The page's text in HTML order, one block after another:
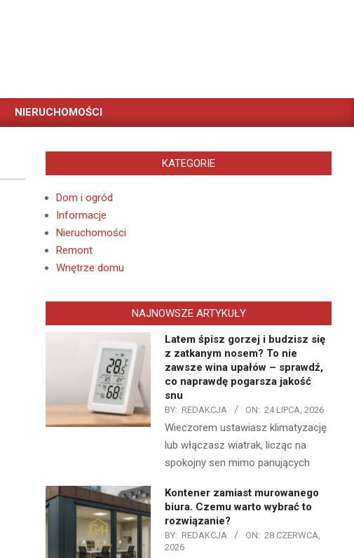
NIERUCHOMOŚCI
KATEGORIE
Dom i ogród
Informacje
Nieruchomości
Remont
Wnętrze domu
NAJNOWSZE ARTYKUŁY
Latem śpisz gorzej i budzisz się
z zatkanym nosem? To nie
zawsze wina upałów – sprawdź,
co naprawdę pogarsza jakość
snu
BY: REDAKCJA ON: 24 LIPCA, 2026
Wieczorem ustawiasz klimatyzację
lub włączasz wiatrak, licząc na
spokojny sen mimo panujących
Kontener zamiast murowanego
biura. Czemu warto wybrać to
rozwiązanie?
BY: REDAKCJA ON: 28 CZERWCA,
2026